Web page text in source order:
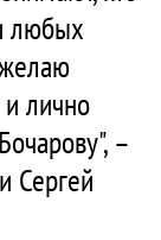
любых
лично
–
Сергей